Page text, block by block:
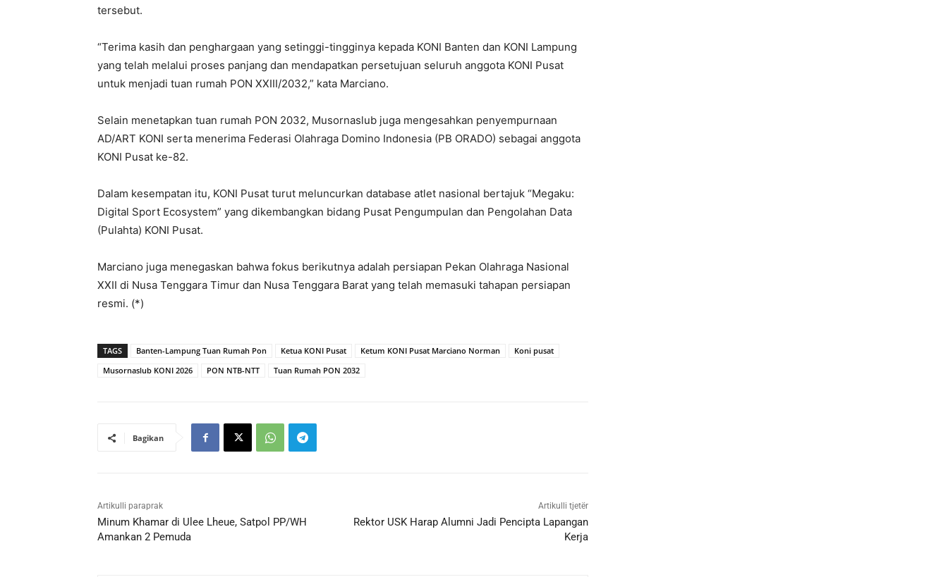
tersebut.
“Terima kasih dan penghargaan yang setinggi-tingginya kepada KONI Banten dan KONI Lampung
yang telah melalui proses panjang dan mendapatkan persetujuan seluruh anggota KONI Pusat
untuk menjadi tuan rumah PON XXIII/2032,” kata Marciano.
Selain menetapkan tuan rumah PON 2032, Musornaslub juga mengesahkan penyempurnaan
AD/ART KONI serta menerima Federasi Olahraga Domino Indonesia (PB ORADO) sebagai anggota
KONI Pusat ke-82.
Dalam kesempatan itu, KONI Pusat turut meluncurkan database atlet nasional bertajuk “Megaku:
Digital Sport Ecosystem” yang dikembangkan bidang Pusat Pengumpulan dan Pengolahan Data
(Pulahta) KONI Pusat.
Marciano juga menegaskan bahwa fokus berikutnya adalah persiapan Pekan Olahraga Nasional
XXII di Nusa Tenggara Timur dan Nusa Tenggara Barat yang telah memasuki tahapan persiapan
resmi. (*)
TAGS Banten-Lampung Tuan Rumah Pon Ketua KONI Pusat Ketum KONI Pusat Marciano Norman
Koni pusat
Musornaslub KONI 2026
PON NTB-NTT Tuan Rumah PON 2032
Bagikan
Artikulli paraprak
Minum Khamar di Ulee Lheue, Satpol PP/WH
Amankan 2 Pemuda
Artikulli tjetër
Rektor USK Harap Alumni Jadi Pencipta Lapangan
Kerja